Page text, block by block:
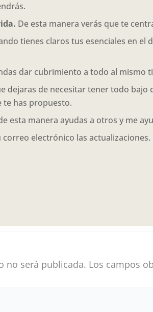
De esta manera verás que te
tienes claros tus esenciales en
dar cubrimiento a todo al mismo
dejaras de necesitar tener todo
te has propuesto.
esta manera ayudas a otros y me
electrónico las actualizaciones.
no será publicada. Los campos